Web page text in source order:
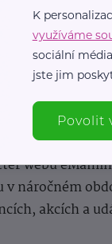
webu
v náročném
akcích a
K
využíváme
sociální
jste jim
Povolit